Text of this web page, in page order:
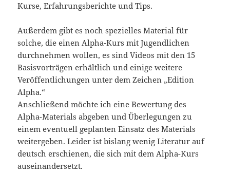
Kurse, Erfahrungsberichte und Tips.
Außerdem gibt es noch spezielles Material für
solche, die einen Alpha-Kurs mit Jugendlichen
durchnehmen wollen, es sind Videos mit den 15
Basisvorträgen erhältlich und einige weitere
Veröffentlichungen unter dem Zeichen „Edition
Alpha.“
Anschließend möchte ich eine Bewertung des
Alpha-Materials abgeben und Überlegungen zu
einem eventuell geplanten Einsatz des Materials
weitergeben. Leider ist bislang wenig Literatur auf
deutsch erschienen, die sich mit dem Alpha-Kurs
auseinandersetzt.